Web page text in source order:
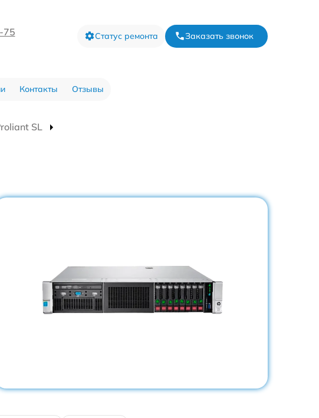
75 Статус ремонта Заказать звонок
Контакты Отзывы
SL